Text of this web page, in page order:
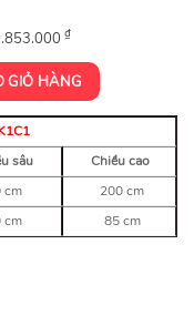
₫
GIỎ HÀNG
sâu
Chiều cao
cm
200 cm
cm 85 cm